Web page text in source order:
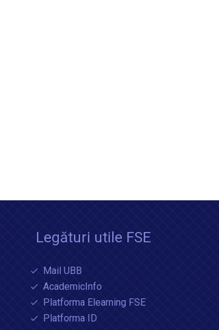
Legături utile FSE
Mail UBB
AcademicInfo
Platforma Elearning FSE
Platforma ID